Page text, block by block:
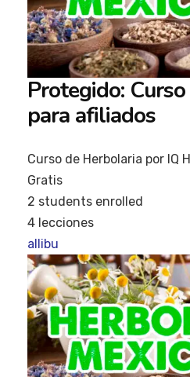
Protegido:
para afiliados
Curso de Herbolaria por IQ
Gratis
2 students enrolled
4 lecciones
allibu